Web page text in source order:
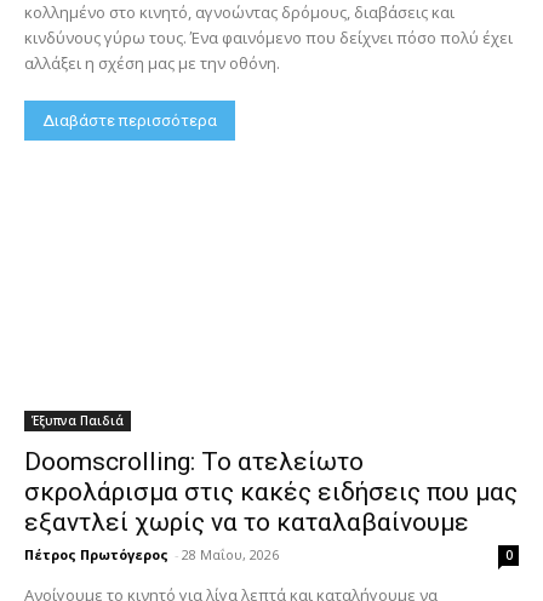
κολλημένο στο κινητό, αγνοώντας δρόμους, διαβάσεις και
κινδύνους γύρω τους. Ένα φαινόμενο που δείχνει πόσο πολύ έχει
αλλάξει η σχέση μας με την οθόνη.
Διαβάστε περισσότερα
Έξυπνα Παιδιά
Doomscrolling: Το ατελείωτο
σκρολάρισμα στις κακές ειδήσεις που μας
εξαντλεί χωρίς να το καταλαβαίνουμε
Πέτρος Πρωτόγερος - 28 Μαΐου, 2026 0
Ανοίγουμε το κινητό για λίγα λεπτά και καταλήγουμε να